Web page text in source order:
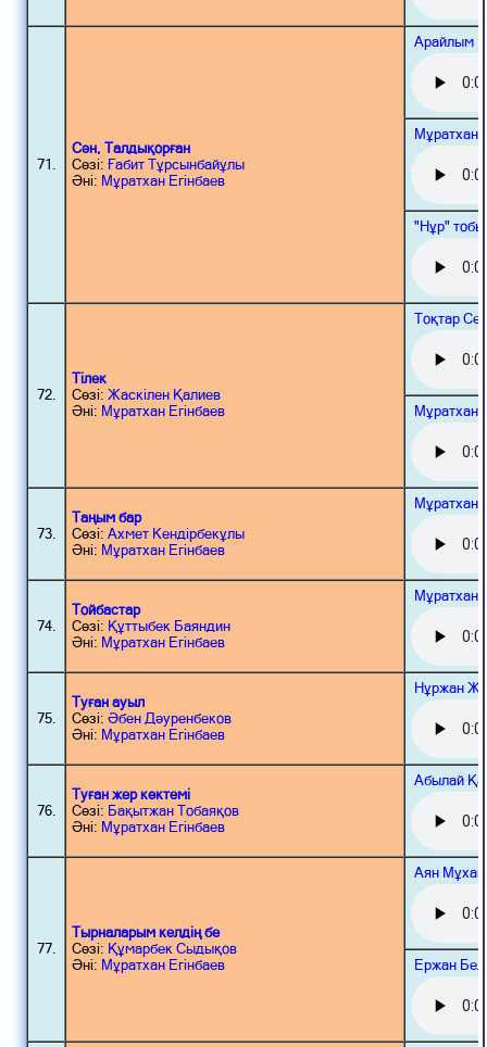
71.
Сән, Талдықорған
Сөзі: Ғабит Тұрсынбайұлы
Әні: Мұратхан Егінбаев
Арайлым
Мұратхан
"Нұр" тобы
72.
Тілек
Сөзі: Жаскілен Қалиев
Әні: Мұратхан Егінбаев
Тоқтар
Мұратхан
73.
Таңым бар
Сөзі: Ахмет Кендірбекұлы
Әні: Мұратхан Егінбаев
Мұратхан
74.
Тойбастар
Сөзі: Құттыбек Баяндин
Әні: Мұратхан Егінбаев
Мұратхан
75.
Туған ауыл
Сөзі: Әбен Дәуренбеков
Әні: Мұратхан Егінбаев
Нұржан
76.
Туған жер көктемі
Сөзі: Бақытжан Тобаяқов
Әні: Мұратхан Егінбаев
Абылай
77.
Тырналарым келдің бе
Сөзі: Құмарбек Сыдықов
Әні: Мұратхан Егінбаев
Аян
Ержан